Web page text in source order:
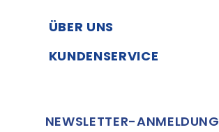
ÜBER UNS​
KUNDENSERVICE​
NEWSLETTER-ANMELDUNG